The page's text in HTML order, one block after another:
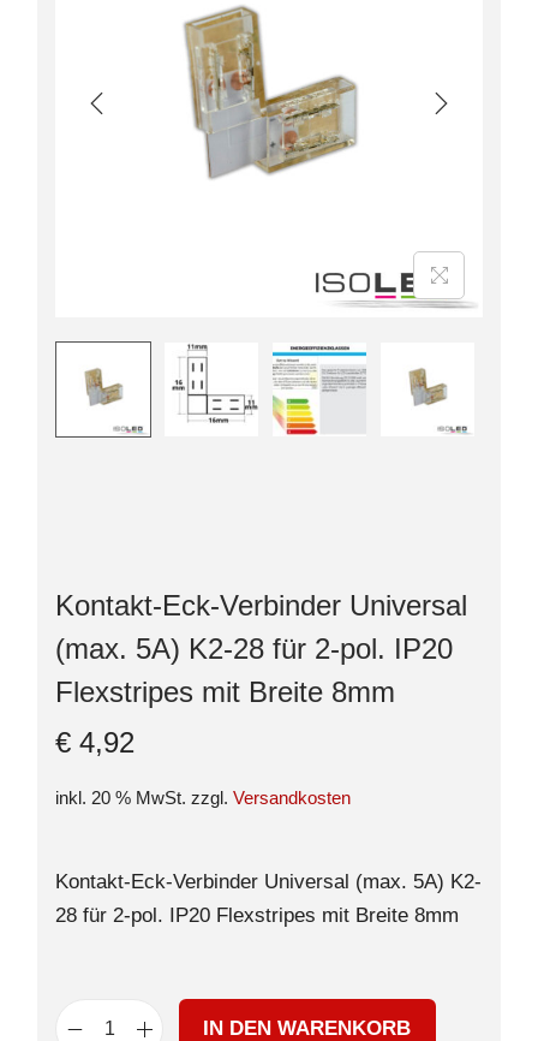
Kontakt-Eck-Verbinder Universal
(max. 5A) K2-28 für 2-pol. IP20
Flexstripes mit Breite 8mm
€ 4,92
inkl. 20 % MwSt. zzgl. Versandkosten
Kontakt-Eck-Verbinder Universal (max. 5A) K2-
28 für 2-pol. IP20 Flexstripes mit Breite 8mm
IN DEN WARENKORB